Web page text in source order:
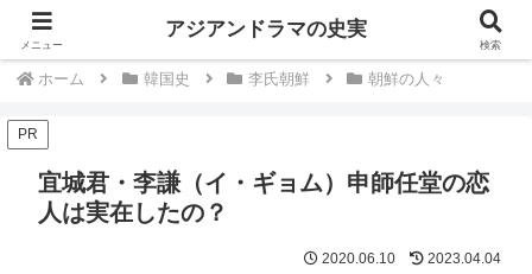
中国韓国歴史ドラマは史実を知るともっと楽しい
ホーム 韓国史 李氏朝鮮 朝鮮の人々
PR
宜城君・李謙（イ・ギョム）申師任堂の恋
人は実在したの？
2020.06.10 2023.04.04
メニュー
アジアンドラマの史実
検索